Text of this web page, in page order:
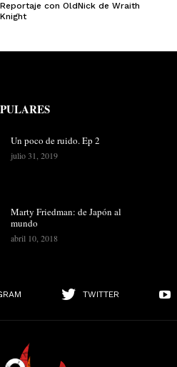
Reportaje con OldNick de Wraith
Knight
Un poco de ruido. Ep 2
julio 31, 2019
Marty Friedman: de Japón al
mundo
abril 10, 2018
TWITTER